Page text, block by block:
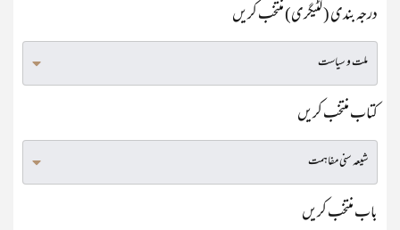
درجہ بندی (کٹیگری) منتخب کریں
کتاب منتخب کریں
باب منتخب کریں